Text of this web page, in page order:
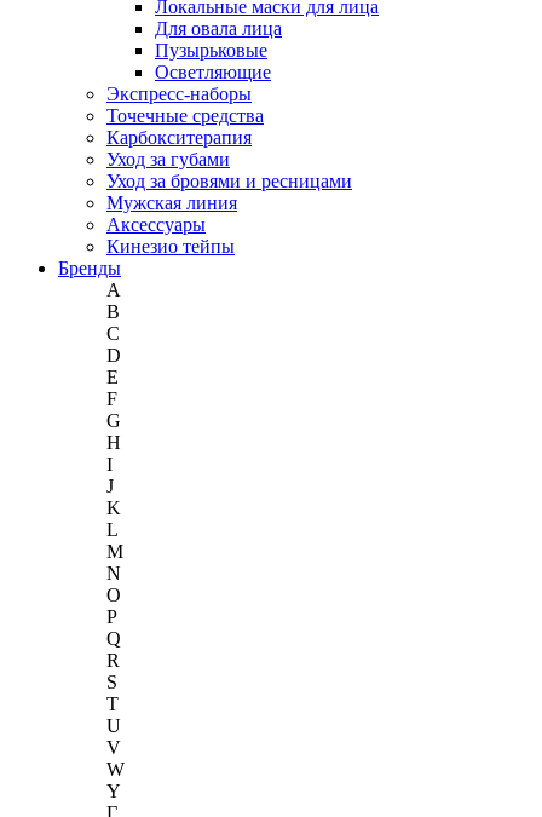
Локальные маски для лица
Для овала лица
Пузырьковые
Осветляющие
Экспресс-наборы
Точечные средства
Карбокситерапия
Уход за губами
Уход за бровями и ресницами
Мужская линия
Аксессуары
Кинезио тейпы
Бренды
A
B
C
D
E
F
G
H
I
J
K
L
M
N
O
P
Q
R
S
T
U
V
W
Y
Г